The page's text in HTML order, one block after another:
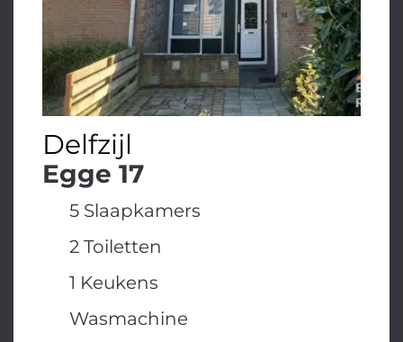
Delfzijl
Egge 17
5 Slaapkamers
2 Toiletten
1 Keukens
Wasmachine